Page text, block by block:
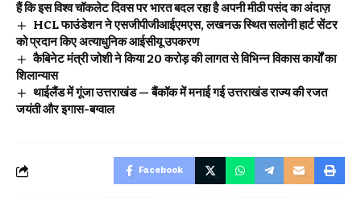
हैं कि इस विश्व चॉकलेट दिवस पर भारत बदल रहा है अपनी मीठी पसंद का अंदाज़
HCL फाउंडेशन ने एसजीपीजीआईएमएस, लखनऊ स्थित सलोनी हार्ट सेंटर
को प्रदान किए अत्याधुनिक आईसीयू उपकरण
कैबिनेट मंत्री जोशी ने किया 20 करोड़ की लागत से विभिन्न विकास कार्यों का
शिलान्यास
थाईलैंड में गूंजा उत्तराखंड — बैंकॉक में मनाई गई उत्तराखंड राज्य की रजत
जयंती और इगास-बग्वाल
Facebook